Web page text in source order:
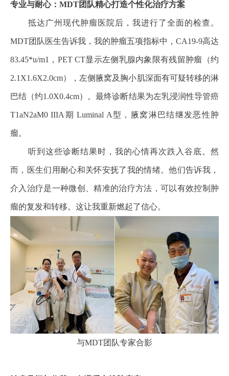
专业与耐心：MDT团队精心打造个性化治疗方案
抵达广州现代肿瘤医院后，我进行了全面的检查。
MDT团队医生告诉我，我的肿瘤五项指标中，CA19-9高达
83.45*u/m1，PET CT显示左侧乳腺内象限有残留肿瘤（约
2.1X1.6X2.0cm），左侧腋窝及胸小肌深面有可疑转移的淋
巴结（约1.0X0.4cm）。最终诊断结果为左乳浸润性导管癌
T1aN2aM0 IIIA期 Luminal A型，腋窝淋巴结继发恶性肿
瘤。
听到这些诊断结果时，我的心情再次跌入谷底。然
而，医生们用耐心和关怀安抚了我的情绪。他们告诉我，
介入治疗是一种微创、精准的治疗方法，可以有效控制肿
瘤的复发和转移。这让我重新燃起了信心。
与MDT团队专家合影